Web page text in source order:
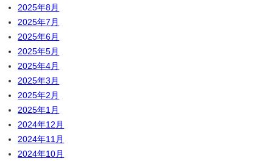
2025年8月
2025年7月
2025年6月
2025年5月
2025年4月
2025年3月
2025年2月
2025年1月
2024年12月
2024年11月
2024年10月